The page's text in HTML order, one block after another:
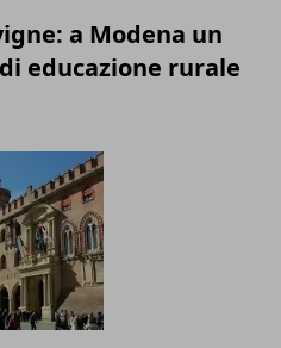
a Modena un
educazione rurale